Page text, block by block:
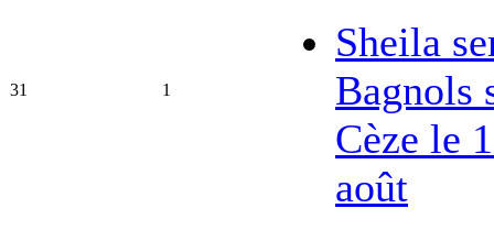
31 1
Sheila
Bagnols
Cèze le
août